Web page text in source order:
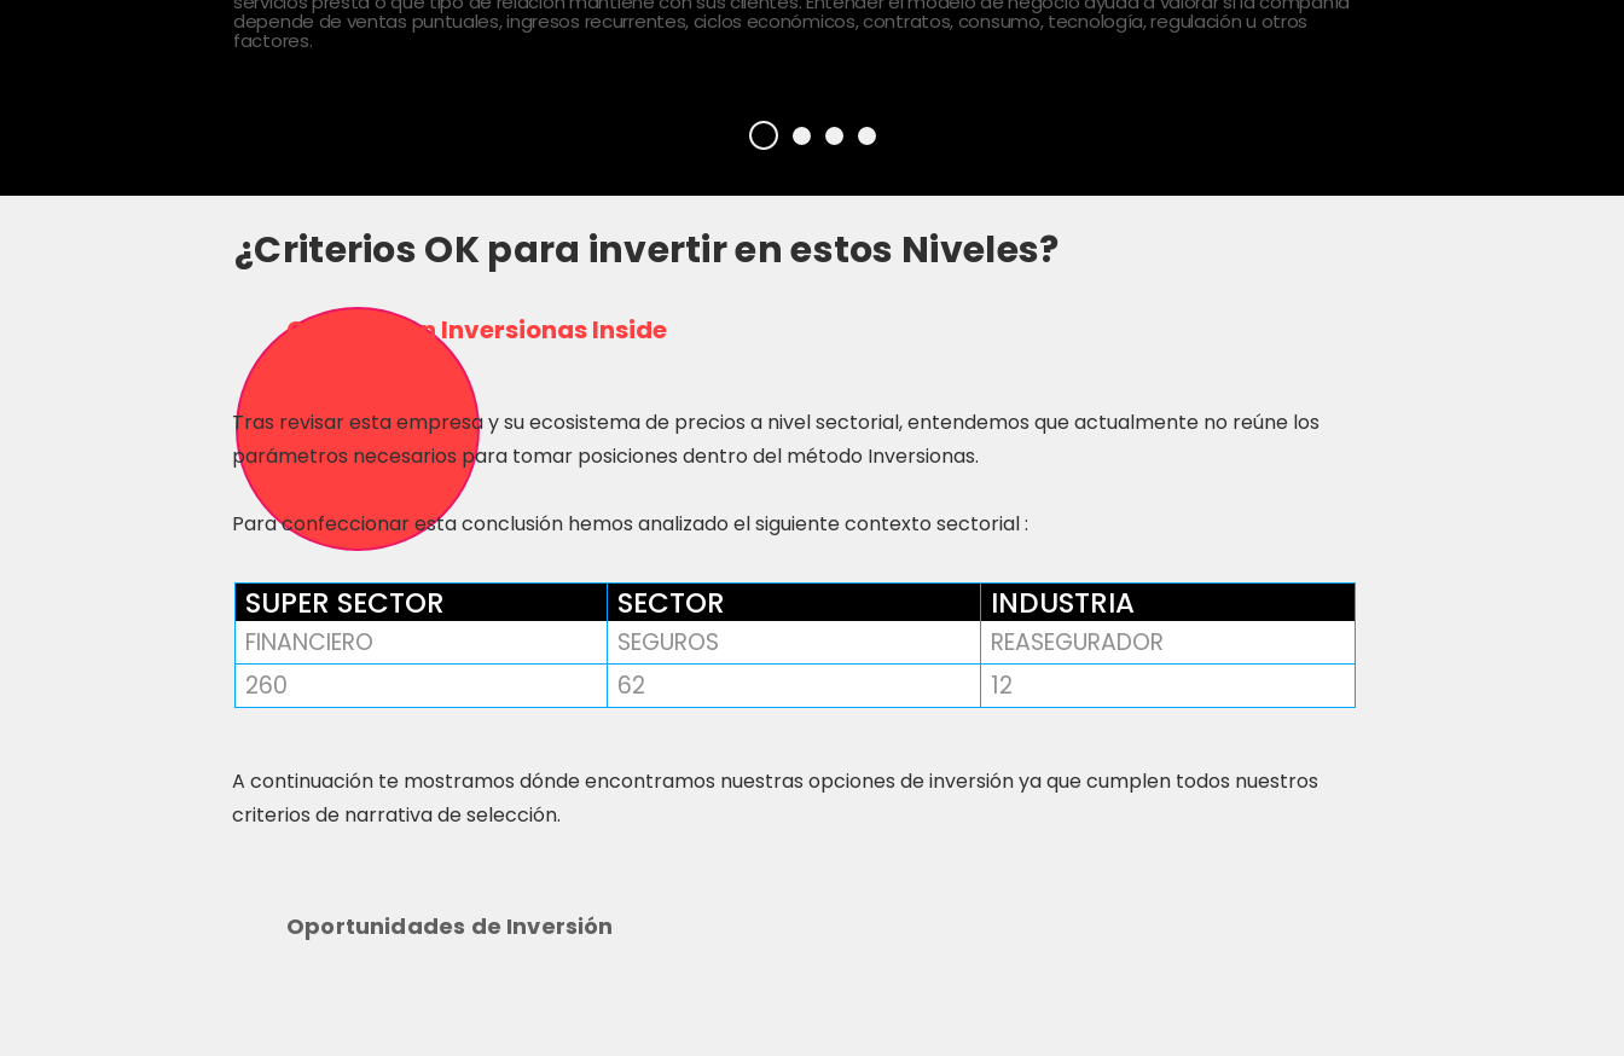
depende de ventas puntuales, ingresos recurrentes, ciclos económicos, contratos, consumo, tecnología, regulación u otros
factores.
¿Criterios OK para invertir en estos Niveles?
Consulta en Inversionas Inside
Tras revisar esta empresa y su ecosistema de precios a nivel sectorial, entendemos que actualmente no reúne los
parámetros necesarios para tomar posiciones dentro del método Inversionas.
Para confeccionar esta conclusión hemos analizado el siguiente contexto sectorial :
SUPER SECTOR SECTOR INDUSTRIA
FINANCIERO SEGUROS
REASEGURADOR
260
62 12
A continuación te mostramos dónde encontramos nuestras opciones de inversión ya que cumplen todos nuestros
criterios de narrativa de selección.
Oportunidades de Inversión